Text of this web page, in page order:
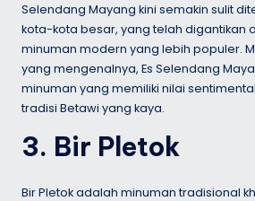
Selendang Mayang kini semakin sulit
kota-kota besar, yang telah digantikan
minuman modern yang lebih populer.
yang mengenalnya, Es Selendang
minuman yang memiliki nilai
tradisi Betawi yang kaya.
3. Bir Pletok
Bir Pletok adalah minuman tradisional